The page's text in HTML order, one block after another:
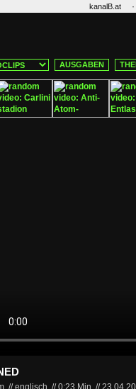
kanalB.at ·
AUSGABEN
// englisch //0:23 Min //